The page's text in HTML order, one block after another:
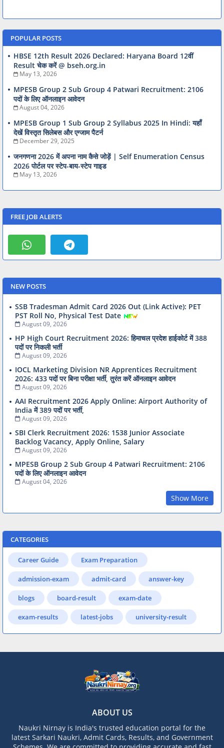
POPULAR POSTS
HBSE 12th Result 2026 Declared: Haryana Board 12वीं
Result चेक करें @ bseh.org.in
May 13, 2026
MPESB Group 2 Sub Group 4 Patwari Recruitment: 2106
पदों के लिए ऑनलाइन आवेदन
August 04, 2026
MPESB Group 1 Sub Group 2 Syllabus 2025 In Hindi: यहाँ
देखें विस्तृत सिलेबस और एग्जाम पैटर्न
December 29, 2025
जनगणना 2026 में अपना नाम कैसे जोड़ें | Self Enumeration Census
2026 पोर्टल पर स्टेप-बाय-स्टेप गाइड
May 13, 2026
FREE JOB ALERTS
NEW POSTS
SSB Tradesman Admit Card 2026 Out (Link Active): PET
PST Roll No, Physical Test Date
August 09, 2026
HP High Court Recruitment 2026: हिमाचल प्रदेश हाईकोर्ट में 388
पदों पर निकली भर्ती
August 09, 2026
IOCL Marketing Division NR Apprentices Recruitment
2026: 433 पदों पर बिना परीक्षा भर्ती, तुरंत करें ऑनलाइन आवेदन
August 09, 2026
AAI Recruitment 2026 Apply Online: Airport Authority of
India में 389 पदों पर भर्ती,
August 09, 2026
SBI Clerk Recruitment 2026: 1538 Junior Associate
Backlog Vacancy, Apply Online, Salary
August 09, 2026
MPESB Group 2 Sub Group 4 Patwari Recruitment: 2106
पदों के लिए ऑनलाइन आवेदन
August 04, 2026
Show More
CATEGORIES
Career Guide Exam Preparation
admission-exam admit-card answer-key
blogs board-result exam-date
exam-results latest-jobs university-result
ABOUT US
Naukri Nirnay is India's trusted education portal for the
latest Sarkari Naukri, Admit Cards, Results, and Government